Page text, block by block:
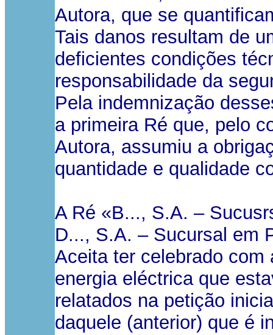
Autora, que se
Tais danos resultam de
deficientes condições
responsabilidade da
Pela indemnização
a primeira Ré que, pelo
Autora, assumiu a
quantidade e qualidade
A Ré «B..., S.A. –
D..., S.A. – Sucursal em
Aceita ter celebrado com
energia eléctrica que
relatados na petição
daquele (anterior) que é